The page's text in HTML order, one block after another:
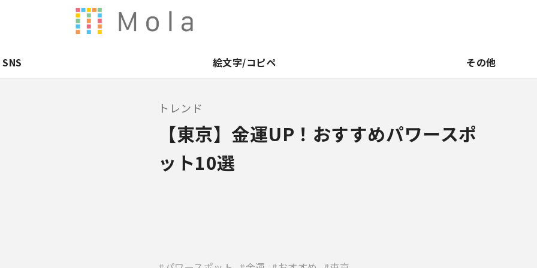
SNS 絵文字/コピペ その他
トレンド
【東京】金運UP！おすすめパワースポ
ット10選